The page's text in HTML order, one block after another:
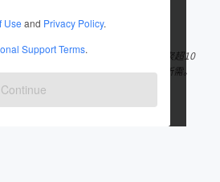
Use and Privacy Policy.
Support Terms.
Continue
，J9九游会凭借十余年稳健运营，汇聚超10
，囊括各类热门玩法，全面满足玩家所需。
不仅稳居国内市场，更